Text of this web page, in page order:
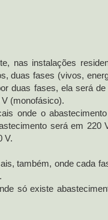
nas instalações
duas fases (vivos,
duas fases, ela será
(monofásico).
onde o
será em 220
V.
também, onde cada
só existe